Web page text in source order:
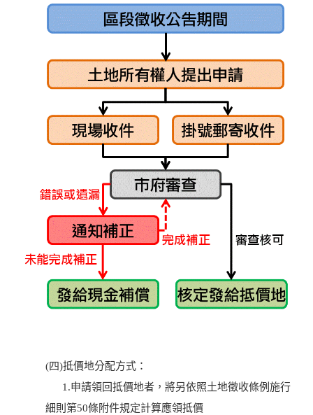
(四)抵價地分配方式：
1.申請領回抵價地者，將另依照土地徵收條例施行
細則第50條附件規定計算應領抵價